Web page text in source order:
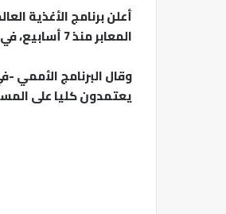
أعلن برنامج الأغذية
المعابر منذ 7 أسابيع، في حين تؤكد منظمات دولية بدء انتشار المجاعة في القطاع المحاصر.
وقال البرنامج الأممي
يعتمدون كليا على